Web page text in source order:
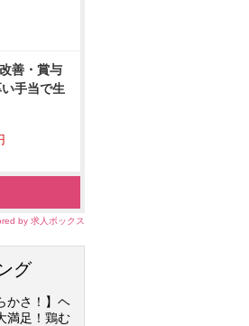
善・賞与
手当で生
by 求人ボックス
グ
かさ！】ヘ
満足！鶏む